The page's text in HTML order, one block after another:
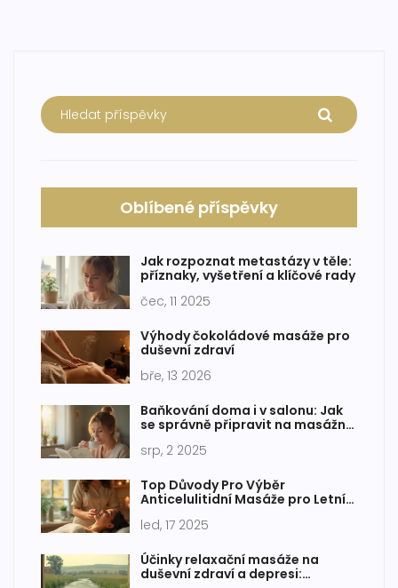
Oblíbené příspěvky
Jak rozpoznat metastázy v těle:
příznaky, vyšetření a klíčové rady
čec, 11 2025
Výhody čokoládové masáže pro
duševní zdraví
bře, 13 2026
Baňkování doma i v salonu: Jak
se správně připravit na masážní
srp, 2 2025
Top Důvody Pro Výběr
Anticelulitidní Masáže pro Letní
led, 17 2025
Účinky relaxační masáže na
duševní zdraví a depresi: